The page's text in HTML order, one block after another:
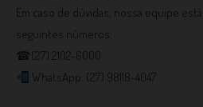
Em caso de dúvidas, nossa equipe
seguintes números:⠀
☎(27) 2102-6000⠀
WhatsApp: (27) 98118-4047